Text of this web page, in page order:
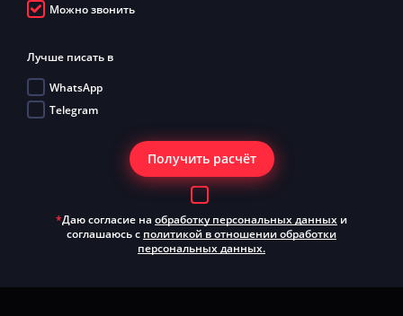
Можно звонить
Лучше писать в
WhatsApp
Telegram
*Даю согласие на обработку персональных данных и
соглашаюсь с политикой в отношении обработки
персональных данных.
Получить расчёт